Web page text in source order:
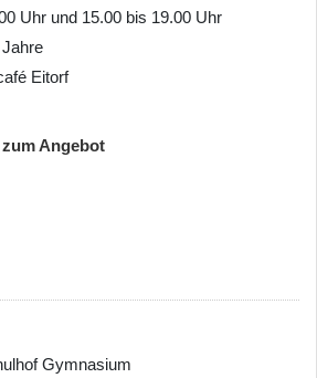
Uhr und 15.00 bis 19.00 Uhr
Eitorf
Angebot
Gymnasium